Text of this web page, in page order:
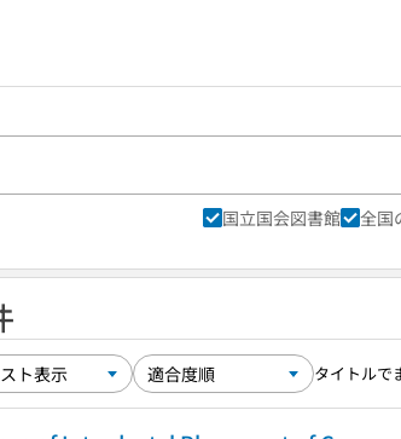
国立国会図書館 全国
タイトルで